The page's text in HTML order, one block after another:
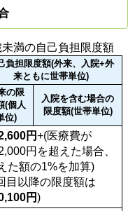
満の自己負担限度額
負担限度額(外来、入院+外
来ともに世帯単位)
の限
(個人
位)
入院を含む場合の
限度額(世帯単位)
円+(医療費が
円を超えた場合、
た額の1%を加算)
目以降の限度額は
円)